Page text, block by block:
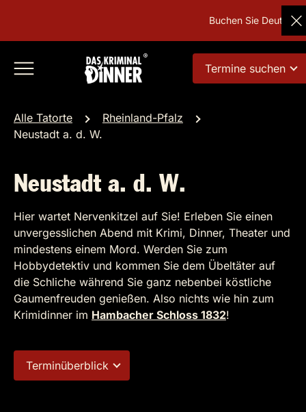
Buchen Sie
Termine suchen
Alle Tatorte
Rheinland-Pfalz
Neustadt a. d. W.
Neustadt a. d. W.
Hier wartet Nervenkitzel auf Sie! Erleben Sie einen
unvergesslichen Abend mit Krimi, Dinner, Theater und
mindestens einem Mord. Werden Sie zum
Hobbydetektiv und kommen Sie dem Übeltäter auf
die Schliche während Sie ganz nebenbei köstliche
Gaumenfreuden genießen. Also nichts wie hin zum
Krimidinner im Hambacher Schloss 1832!
Terminüberblick